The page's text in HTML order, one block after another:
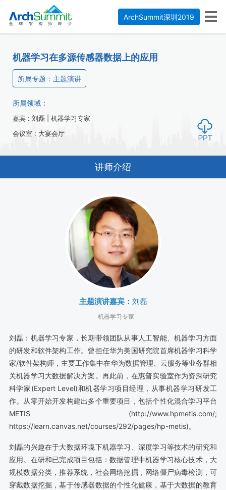
ArchSummit深圳2019
机器学习在多源传感器数据上的应用
所属专题：主题演讲
所属领域：
嘉宾 : 刘磊 | 机器学习专家
会议室 : 大宴会厅
讲师介绍
主题演讲嘉宾： 刘磊
机器学习专家
刘磊：机器学习专家，长期带领团队从事人工智能、机器学习方面
的研发和软件架构工作。曾担任华为美国研究院首席机器学习科学
家/软件架构师，主要工作集中在华为数据管理、云服务等业务群相
关机器学习大数据解决方案。再此前，在惠普实验室作为资深研究
科学家(Expert Level)和机器学习项目经理，从事机器学习研发工
作。从零开始开发构建出多个重要项目，包括个性化混合学习平台
METIS (http://www.hpmetis.com/;
https://learn.canvas.net/courses/292/pages/hp-metis)。
刘磊的兴趣在于大数据环境下机器学习、深度学习等技术的研究和
应用。在研和已完成项目包括：数据管理中机器学习核心技术，大
规模数据分类，推荐系统，社会网络挖掘，网络僵尸病毒检测，可
穿戴数据挖掘，基于传感器数据的个性化健康，基于大数据的教育